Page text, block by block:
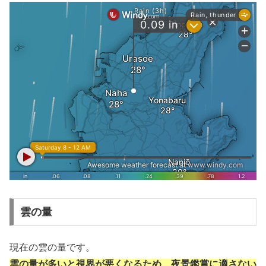
雲の量
現在の雲の量です。
雲の量が多いと視界が悪くなるため、夜景鑑賞に適さない